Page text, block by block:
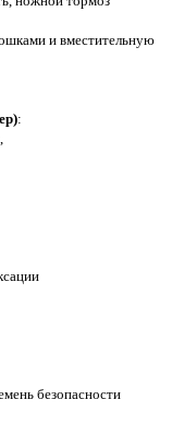
и вместительную
:
безопасности